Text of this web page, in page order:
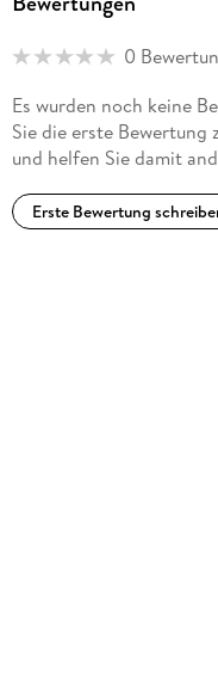
0
Es wurden noch keine
Sie die erste Bewertung
und helfen Sie damit
Erste Bewertung